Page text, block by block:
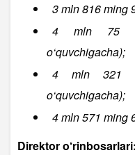
3 mln 816 ming
4 mln 75
o‘quvchigacha);
4 mln 321
o‘quvchigacha);
4 mln 571 ming
Direktor o‘rinbosarlari: